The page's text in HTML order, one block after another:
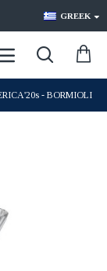
GREEK
- BORMIOLI